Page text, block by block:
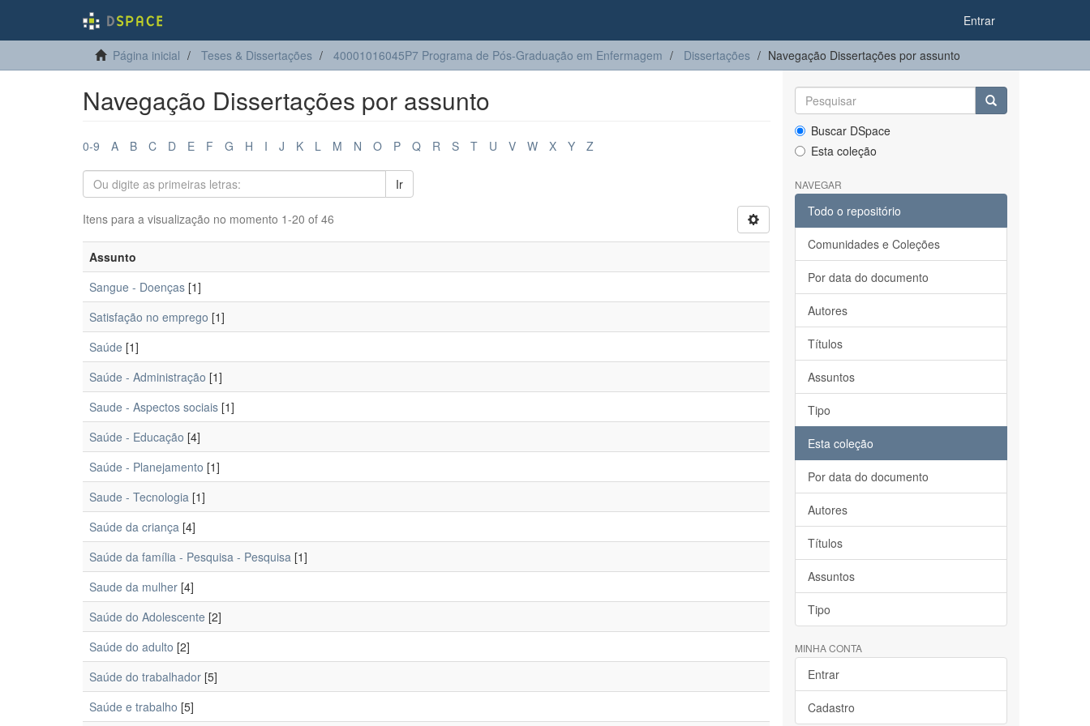
Entrar
Página inicial Teses & Dissertações 40001016045P7 Programa de Pós-Graduação em Enfermagem Dissertações Navegação Dissertações por assunto
Navegação Dissertações por assunto
0-9 A B C D E F G H I J K L M N O P Q R S T U V W X Y Z
Ir
Itens para a visualização no momento 1-20 of 46
Assunto
Sangue - Doenças [1]
Satisfação no emprego [1]
Saúde [1]
Saúde - Administração [1]
Saude - Aspectos sociais [1]
Saúde - Educação [4]
Saúde - Planejamento [1]
Saude - Tecnologia [1]
Saúde da criança [4]
Saúde da família - Pesquisa - Pesquisa [1]
Saude da mulher [4]
Saúde do Adolescente [2]
Saúde do adulto [2]
Saúde do trabalhador [5]
Saúde e trabalho [5]
Buscar DSpace
Esta coleção
NAVEGAR
Todo o repositório
Comunidades e Coleções
Por data do documento
Autores
Títulos
Assuntos
Tipo
Esta coleção
Por data do documento
Autores
Títulos
Assuntos
Tipo
MINHA CONTA
Entrar
Cadastro